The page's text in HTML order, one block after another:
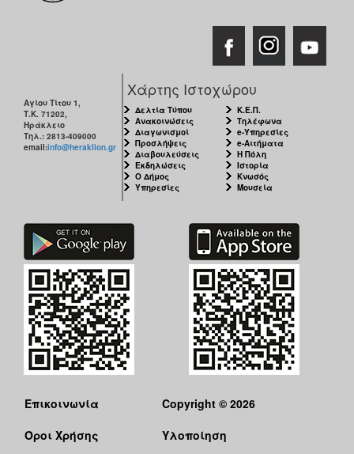
Αγίου Τίτου 1,
Τ.Κ. 71202,
Ηράκλειο
Τηλ.: 2813-409000
email:info@heraklion.gr
Χάρτης Ιστοχώρου
Δελτία Τύπου
Ανακοινώσεις
Διαγωνισμοί
Προσλήψεις
Διαβουλεύσεις
Εκδηλώσεις
Ο Δήμος
Υπηρεσίες
Κ.Ε.Π.
Τηλέφωνα
e-Υπηρεσίες
e-Αιτήματα
Η Πόλη
Ιστορία
Κνωσός
Μουσεία
Επικοινωνία
Όροι Χρήσης
Copyright © 2026
Υλοποίηση